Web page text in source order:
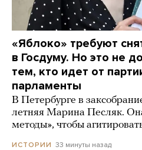
«Яблоко» требуют
в Госдуму. Но это не
тем, кто идет от
парламенты
В Петербурге в
летняя Марина Песляк.
методы», чтобы
ИСТОРИИ 33 минуты назад